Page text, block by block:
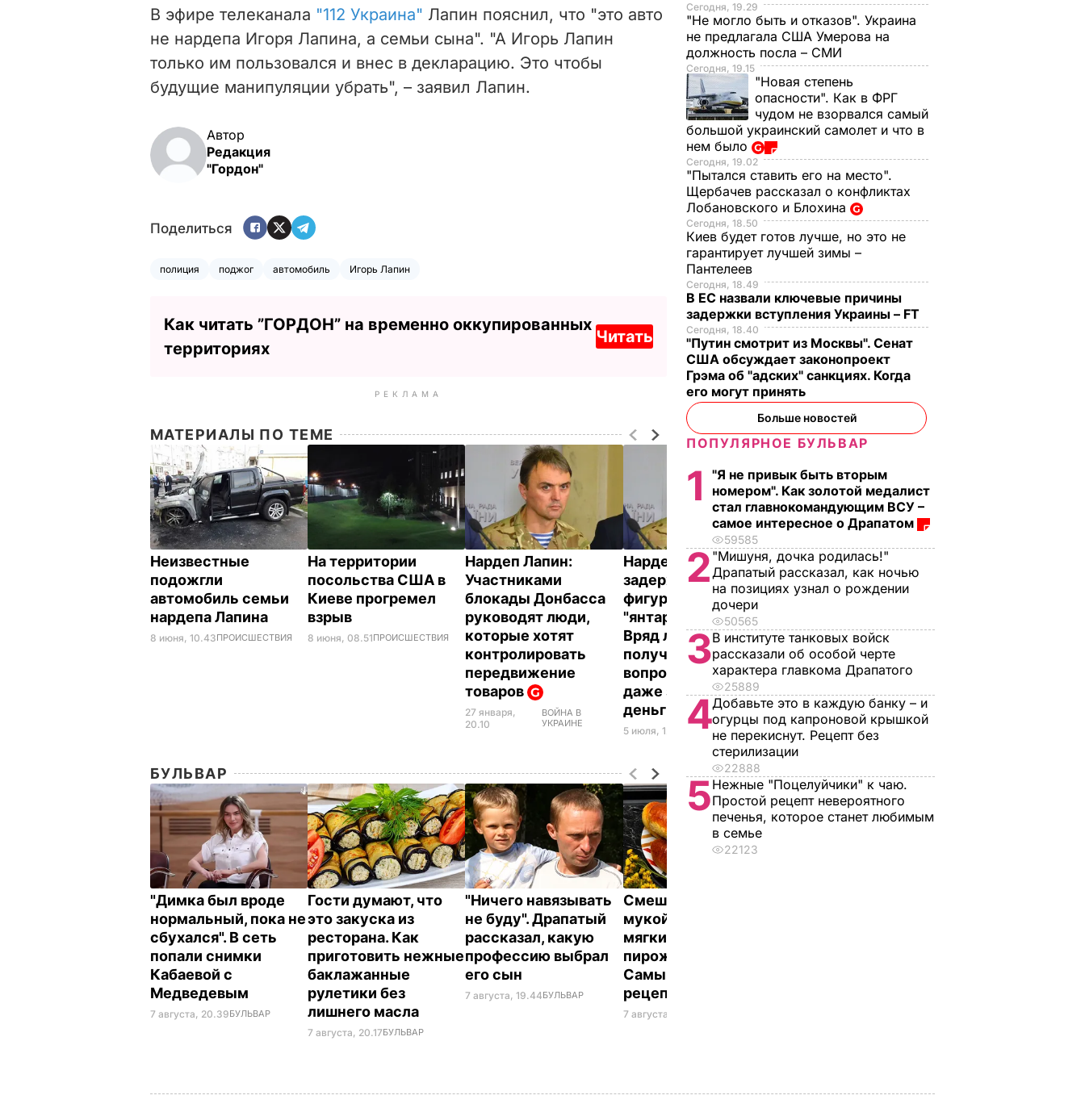
В эфире телеканала "112 Украина" Лапин пояснил, что "это авто
не нардепа Игоря Лапина, а семьи сына". "А Игорь Лапин
только им пользовался и внес в декларацию. Это чтобы
будущие манипуляции убрать", – заявил Лапин.
Автор
Редакция
"Гордон"
Поделиться
полиция поджог автомобиль Игорь Лапин
Как читать ”ГОРДОН” на временно оккупированных
территориях
Читать
РЕКЛАМА
МАТЕРИАЛЫ ПО ТЕМЕ
Неизвестные
подожгли
автомобиль семьи
нардепа Лапина
8 июня, 10.43ПРОИСШЕСТВИЯ
На территории
посольства США в
Киеве прогремел
взрыв
8 июня, 08.51ПРОИСШЕСТВИЯ
Нардеп Лапин:
Участниками
блокады Донбасса
руководят люди,
которые хотят
контролировать
передвижение
товаров
27 января,
20.10
ВОЙНА В
УКРАИНЕ
Нардеп Лапин о
задержании
фигурантов
"янтарной схемы":
Вряд ли у них уже
получится этот
вопрос "порешать",
даже за большие
деньги
5 июля, 12.06 ОБЩЕСТВО
Нардеп Лапин об
избрании премьера:
Если вчера
считаю, что нужно
ковать железо, пока
горячо
13 апреля, 10.51ПОЛИТИКА
БУЛЬВАР
"Димка был вроде
нормальный, пока не
сбухался". В сеть
попали снимки
Кабаевой с
Медведевым
7 августа, 20.39БУЛЬВАР
Гости думают, что
это закуска из
ресторана. Как
приготовить нежные
баклажанные
рулетики без
лишнего масла
7 августа, 20.17БУЛЬВАР
"Ничего навязывать
не буду". Драпатый
рассказал, какую
профессию выбрал
его сын
7 августа, 19.44БУЛЬВАР
Смешайте это с
мукой – и целая гора
мягких, словно пух,
пирожков готова.
Самый лучший
рецепт
7 августа, 18.16
Сегодня, 19.29
"Не могло быть и отказов". Украина
не предлагала США Умерова на
должность посла – СМИ
Сегодня, 19.15
"Новая степень
опасности". Как в ФРГ
чудом не взорвался самый
большой украинский самолет и что в
нем было
Сегодня, 19.02
"Пытался ставить его на место".
Щербачев рассказал о конфликтах
Лобановского и Блохина
Сегодня, 18.50
Киев будет готов лучше, но это не
гарантирует лучшей зимы –
Пантелеев
Сегодня, 18.49
В ЕС назвали ключевые причины
задержки вступления Украины – FT
Сегодня, 18.40
"Путин смотрит из Москвы". Сенат
США обсуждает законопроект
Грэма об "адских" санкциях. Когда
его могут принять
Больше новостей
ПОПУЛЯРНОЕ БУЛЬВАР
1
"Я не привык быть вторым
номером". Как золотой медалист
стал главнокомандующим ВСУ –
самое интересное о Драпатом
59585
2 "Мишуня, дочка родилась!"
Драпатый рассказал, как ночью
на позициях узнал о рождении
дочери
50565
3В институте танковых войск
рассказали об особой черте
характера главкома Драпатого
25889
4Добавьте это в каждую банку – и
огурцы под капроновой крышкой
не перекиснут. Рецепт без
стерилизации
22888
5Нежные "Поцелуйчики" к чаю.
Простой рецепт невероятного
печенья, которое станет любимым
в семье
22123